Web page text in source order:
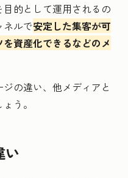
的として運用されるの
ネルで安定した集客が可
資産化できるなどのメ
の違い、他メディアと
う。
い